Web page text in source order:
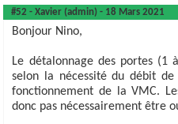
#52 - Xavier (admin) - 18 Mars 2021
Bonjour Nino,
Le détalonnage des portes (1
selon la nécessité du débit
fonctionnement de la VMC.
donc pas nécessairement être